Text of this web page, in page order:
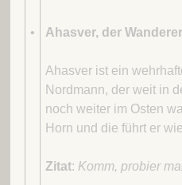
• Ahasver, der Wanderer
Ahasver ist ein
Nordmann, der weit in
noch weiter im Osten
Horn und die führt er
Zitat: Komm, probier